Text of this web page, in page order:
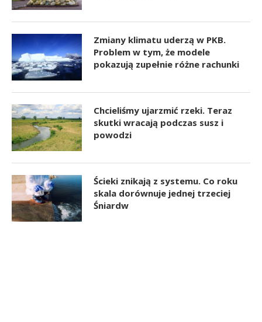
Zmiany klimatu uderzą w PKB.
Problem w tym, że modele
pokazują zupełnie różne rachunki
Chcieliśmy ujarzmić rzeki. Teraz
skutki wracają podczas susz i
powodzi
Ścieki znikają z systemu. Co roku
skala dorównuje jednej trzeciej
Śniardw